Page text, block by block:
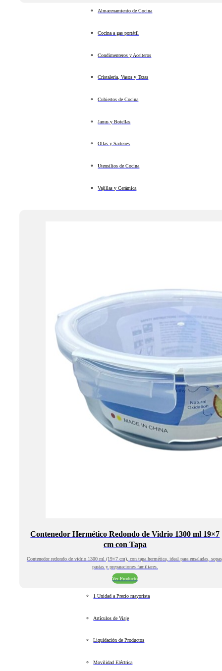
Almacenamiento de Cocina
Cocina a gas portátil
Condimenteros y Aceiteros
Cristalería, Vasos y Tazas
Cubiertos de Cocina
Jarras y Botellas
Ollas y Sartenes
Utensilios de Cocina
Vajillas y Cerámica
Contenedor Hermético Redondo de Vidrio 1300 ml 19×7
cm con Tapa
Contenedor redondo de vidrio 1300 ml (19×7 cm), con tapa hermética, ideal para ensaladas,
pastas y preparaciones familiares.
Ver Producto
1 Unidad a Precio mayorista
Artículos de Viaje
Liquidación de Productos
Movilidad Eléctrica